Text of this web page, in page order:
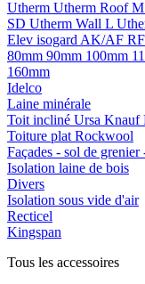
Utherm Utherm Roof M
SD Utherm Wall L
Elev isogard AK/AF
80mm 90mm 100mm
160mm
Idelco
Laine minérale
Toit incliné Ursa Knauf
Toiture plat Rockwool
Façades - sol de grenier
Isolation laine de bois
Divers
Isolation sous vide d'air
Recticel
Kingspan
Tous les accessoires